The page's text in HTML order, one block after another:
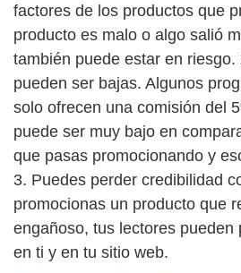
factores de los productos que
producto es malo o algo salió
también puede estar en
pueden ser bajas. Algunos
solo ofrecen una comisión del
puede ser muy bajo en
que pasas promocionando y
3. Puedes perder credibilidad
promocionas un producto que
engañoso, tus lectores pueden
en ti y en tu sitio web.